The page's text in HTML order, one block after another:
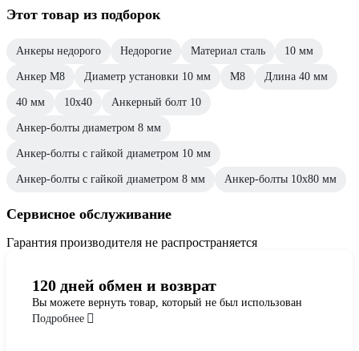
Этот товар из подборок
Анкеры недорого Недорогие Материал сталь 10 мм
Анкер М8 Диаметр установки 10 мм М8 Длина 40 мм
40 мм 10х40 Анкерный болт 10
Анкер-болты диаметром 8 мм
Анкер-болты с гайкой диаметром 10 мм
Анкер-болты с гайкой диаметром 8 мм Анкер-болты 10х80 мм
Сервисное обслуживание
Гарантия производителя не распространяется
120 дней обмен и возврат
Вы можете вернуть товар, который не был использован
Подробнее